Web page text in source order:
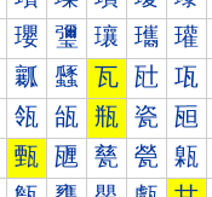
瓔 瓕 瓖 瓗 瓘
瓤 瓥 瓦 瓧 瓨
瓴 瓵 瓶 瓷 瓸
甄 甅 甆 甇 甈